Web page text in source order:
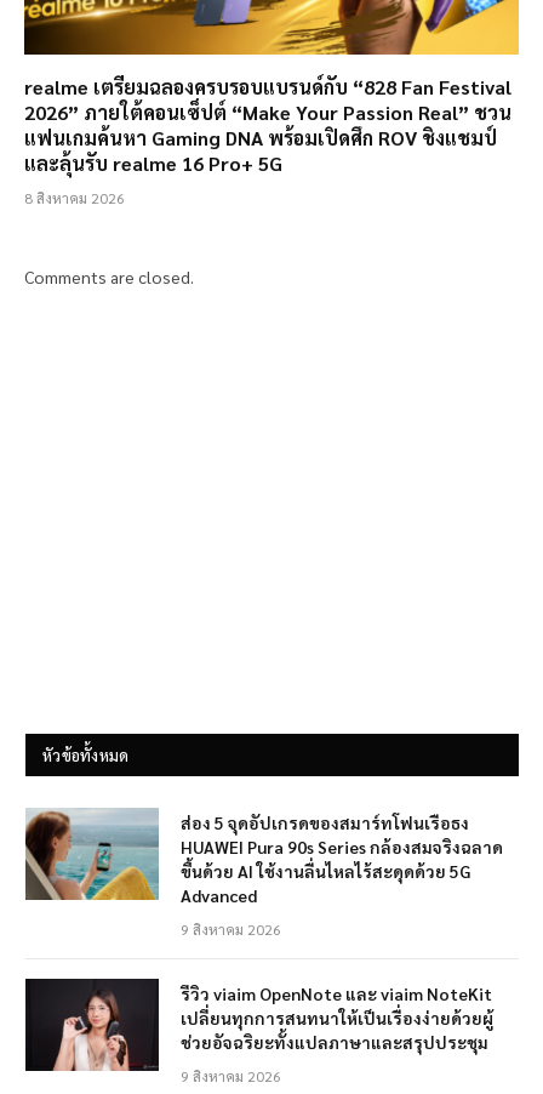
realme เตรียมฉลองครบรอบแบรนด์กับ “828 Fan Festival
2026” ภายใต้คอนเซ็ปต์ “Make Your Passion Real” ชวน
แฟนเกมค้นหา Gaming DNA พร้อมเปิดศึก ROV ชิงแชมป์
และลุ้นรับ realme 16 Pro+ 5G
8 สิงหาคม 2026
Comments are closed.
หัวข้อทั้งหมด
ส่อง 5 จุดอัปเกรดของสมาร์ทโฟนเรือธง
HUAWEI Pura 90s Series กล้องสมจริงฉลาด
ขึ้นด้วย AI ใช้งานลื่นไหลไร้สะดุดด้วย 5G
Advanced
9 สิงหาคม 2026
รีวิว viaim OpenNote และ viaim NoteKit
เปลี่ยนทุกการสนทนาให้เป็นเรื่องง่ายด้วยผู้
ช่วยอัจฉริยะทั้งแปลภาษาและสรุปประชุม
9 สิงหาคม 2026